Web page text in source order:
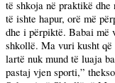
të shkoja në praktikë
të ishte hapur, orë më
dhe i përpiktë. Babai më
shkollë. Ma vuri kusht që
lartë nuk mund të luaja
pastaj vjen sporti,”